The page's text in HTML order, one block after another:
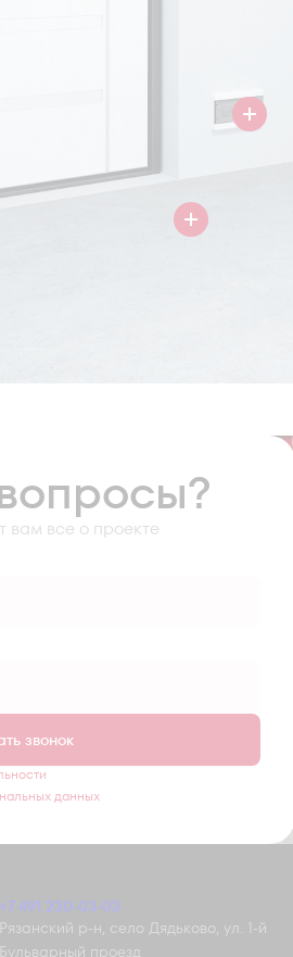
все о проекте
звонок
данных
+7 491 230-03-03
Рязанский р-н, село Дядьково, ул. 1-й
Бульварный проезд